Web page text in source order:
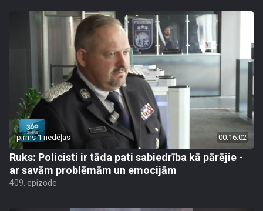
pirms 1 nedēļas 00:16:02
Ruks: Policisti ir tāda pati sabiedrība kā pārējie -
ar savām problēmām un emocijām
409. epizode